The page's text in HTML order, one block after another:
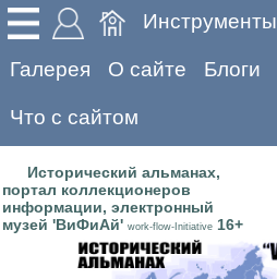
Инструменты
Галерея О сайте Блоги
Что с сайтом
Исторический альманах,
портал коллекционеров
информации, электронный
музей 'ВиФиАй' work-flow-Initiative 16+